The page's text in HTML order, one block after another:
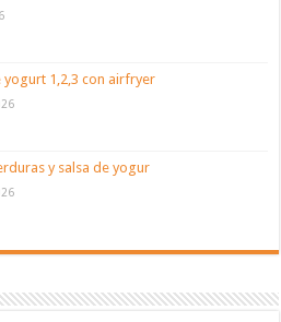
yogurt 1,2,3 con airfryer
y salsa de yogur